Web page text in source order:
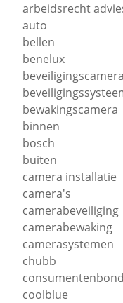
arbeidsrecht
auto
bellen
benelux
beveiligingscamera
bewakingscamera
binnen
bosch
buiten
camera installatie
camera's
camerabeveiliging
camerabewaking
camerasystemen
chubb
consumentenbond
coolblue